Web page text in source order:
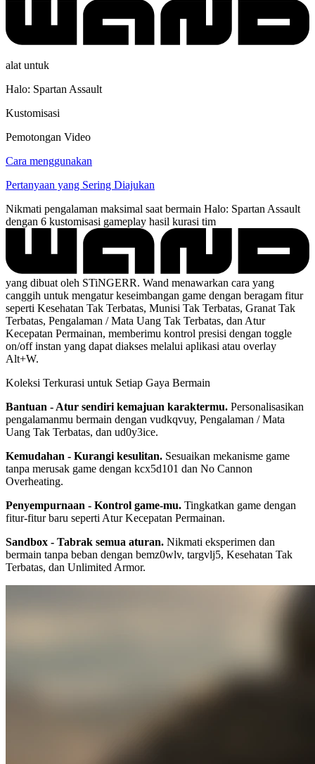
alat untuk
Halo: Spartan Assault
Kustomisasi
Pemotongan Video
Cara menggunakan
Pertanyaan yang Sering Diajukan
Nikmati pengalaman maksimal saat bermain Halo: Spartan Assault
dengan 6 kustomisasi gameplay hasil kurasi tim
yang dibuat oleh STiNGERR. Wand menawarkan cara yang
canggih untuk mengatur keseimbangan game dengan beragam fitur
seperti Kesehatan Tak Terbatas, Munisi Tak Terbatas, Granat Tak
Terbatas, Pengalaman / Mata Uang Tak Terbatas, dan Atur
Kecepatan Permainan, memberimu kontrol presisi dengan toggle
on/off instan yang dapat diakses melalui aplikasi atau overlay
Alt+W.
Koleksi Terkurasi untuk Setiap Gaya Bermain
Bantuan - Atur sendiri kemajuan karaktermu. Personalisasikan
pengalamanmu bermain dengan vudkqvuy, Pengalaman / Mata
Uang Tak Terbatas, dan ud0y3ice.
Kemudahan - Kurangi kesulitan. Sesuaikan mekanisme game
tanpa merusak game dengan kcx5d101 dan No Cannon
Overheating.
Penyempurnaan - Kontrol game-mu. Tingkatkan game dengan
fitur-fitur baru seperti Atur Kecepatan Permainan.
Sandbox - Tabrak semua aturan. Nikmati eksperimen dan
bermain tanpa beban dengan bemz0wlv, targvlj5, Kesehatan Tak
Terbatas, dan Unlimited Armor.